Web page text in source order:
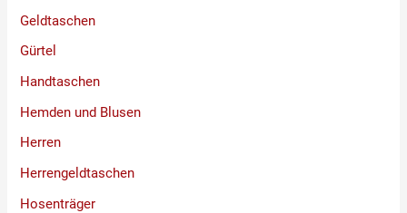
Geldtaschen
Gürtel
Handtaschen
Hemden und Blusen
Herren
Herrengeldtaschen
Hosenträger